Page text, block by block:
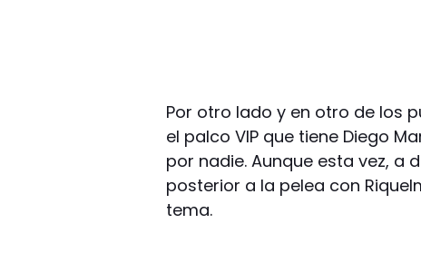
Por otro lado y en otro de los
el palco VIP que tiene Diego
por nadie. Aunque esta vez, a
posterior a la pelea con
tema.